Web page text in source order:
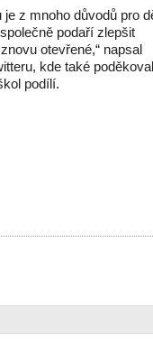
je z mnoho důvodů pro
podaří zlepšit
otevřené,“ napsal
kde také poděkoval
podílí.